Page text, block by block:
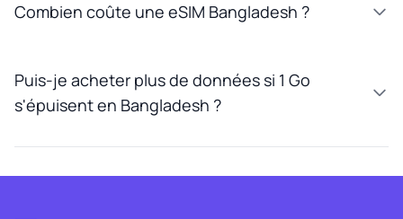
Combien coûte une eSIM Bangladesh ?
Puis-je acheter plus de données si 1 Go
s'épuisent en Bangladesh ?